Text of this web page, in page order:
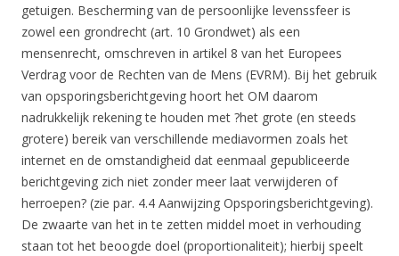
getuigen. Bescherming van de persoonlijke levenssfeer is
zowel een grondrecht (art. 10 Grondwet) als een
mensenrecht, omschreven in artikel 8 van het Europees
Verdrag voor de Rechten van de Mens (EVRM). Bij het gebruik
van opsporingsberichtgeving hoort het OM daarom
nadrukkelijk rekening te houden met ?het grote (en steeds
grotere) bereik van verschillende mediavormen zoals het
internet en de omstandigheid dat eenmaal gepubliceerde
berichtgeving zich niet zonder meer laat verwijderen of
herroepen? (zie par. 4.4 Aanwijzing Opsporingsberichtgeving).
De zwaarte van het in te zetten middel moet in verhouding
staan tot het beoogde doel (proportionaliteit); hierbij speelt